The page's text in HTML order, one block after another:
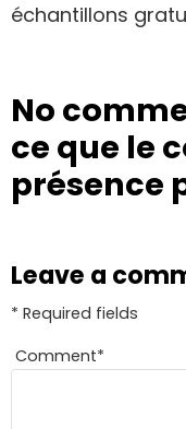
échantillons
No
ce que le
présence
Leave a
* Required fields
Comment*